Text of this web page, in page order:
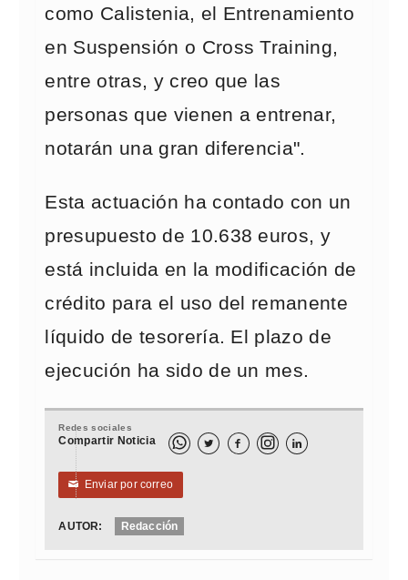
como Calistenia, el Entrenamiento
en Suspensión o Cross Training,
entre otras, y creo que las
personas que vienen a entrenar,
notarán una gran diferencia".
Esta actuación ha contado con un
presupuesto de 10.638 euros, y
está incluida en la modificación de
crédito para el uso del remanente
líquido de tesorería. El plazo de
ejecución ha sido de un mes.
Redes sociales
Compartir Noticia   
✉ Enviar por correo
AUTOR: Redacción